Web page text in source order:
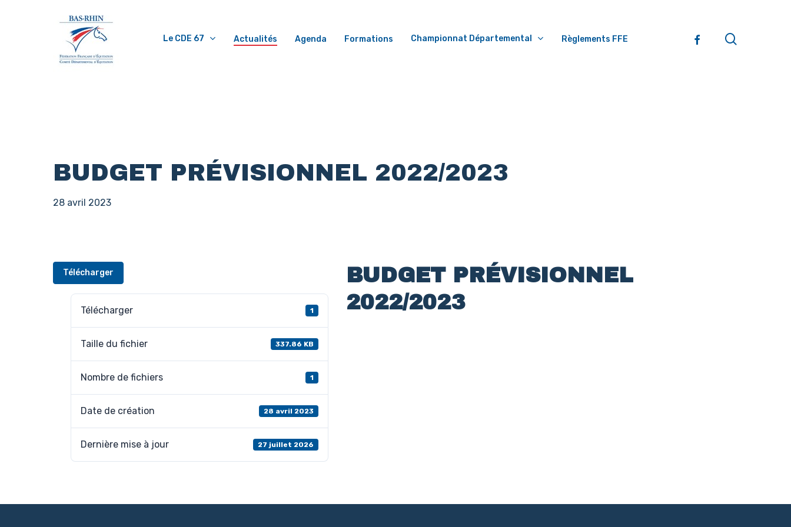
Le CDE 67 Actualités Agenda Formations Championnat Départemental Règlements FFE Facebook
BUDGET PRÉVISIONNEL 2022/2023
28 avril 2023
Télécharger
Télécharger 1
Taille du fichier 337.86 KB
Nombre de fichiers 1
Date de création 28 avril 2023
Dernière mise à jour 27 juillet 2026
BUDGET PRÉVISIONNEL
2022/2023